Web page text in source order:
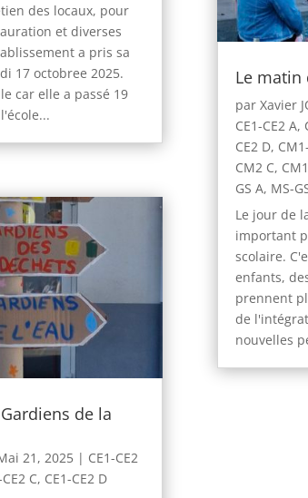
des locaux, pour
et diverses
a pris sa
17 octobree 2025.
car elle a passé 19
Gardiens de la
21, 2025 | CE1-CE2
C, CE1-CE2 D
Le matin
par Xavier
CE1-CE2 A,
CE2 D,
CM2 C,
GS A, MS-
Le jour de
important
scolaire.
enfants,
prennent
de
nouvelles